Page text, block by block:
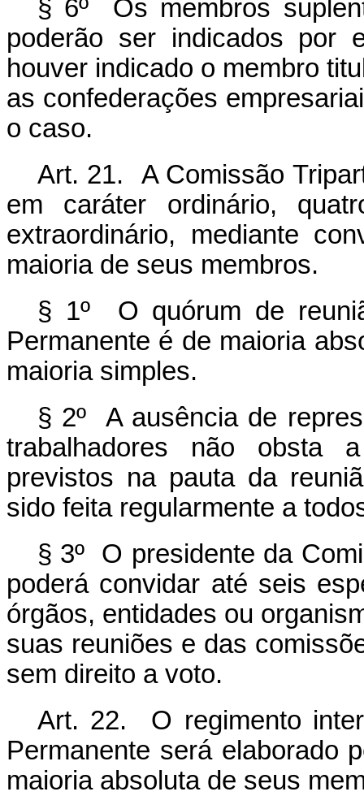
§ 6º Os membros
poderão ser indicados por
houver indicado o membro
as confederações
o caso.
Art. 21. A Comissão
em caráter ordinário,
extraordinário, mediante
maioria de seus membros.
§ 1º O quórum de
Permanente é de maioria
maioria simples.
§ 2º A ausência de
trabalhadores não obsta
previstos na pauta da
sido feita regularmente a
§ 3º O presidente da
poderá convidar até seis
órgãos, entidades ou
suas reuniões e das
sem direito a voto.
Art. 22. O regimento
Permanente será elaborado
maioria absoluta de seus